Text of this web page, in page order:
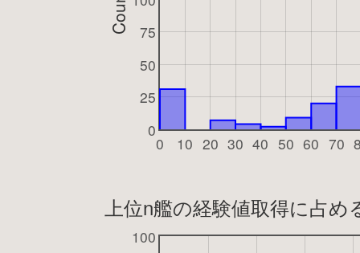
0 10 20 30 40 50 60 70
0
25
50
75
Count
上位n艦の経験値取得に占め
100